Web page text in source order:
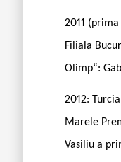
2011
Filiala
Olimp“:
2012:
Marele
Vasiliu a